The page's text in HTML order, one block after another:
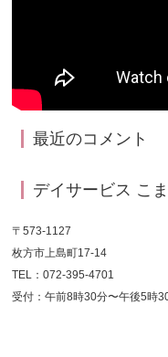
最近のコメント
デイサービス こ
〒573-1127
枚方市上島町17-14
TEL：072-395-4701
受付：午前8時30分〜午後5時